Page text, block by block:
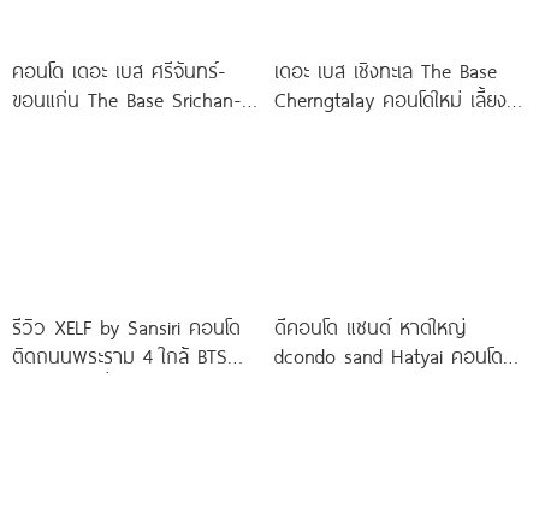
คอนโด เดอะ เบส ศรีจันทร์-
ขอนแก่น The Base Srichan-
เดอะ เบส เชิงทะเล The Base
Cherngtalay คอนโดใหม่ เลี้ยง
รีวิว XELF by Sansiri คอนโด
ติดถนนพระราม 4 ใกล้ BTS
ดีคอนโด แซนด์ หาดใหญ่
dcondo sand Hatyai คอนโด